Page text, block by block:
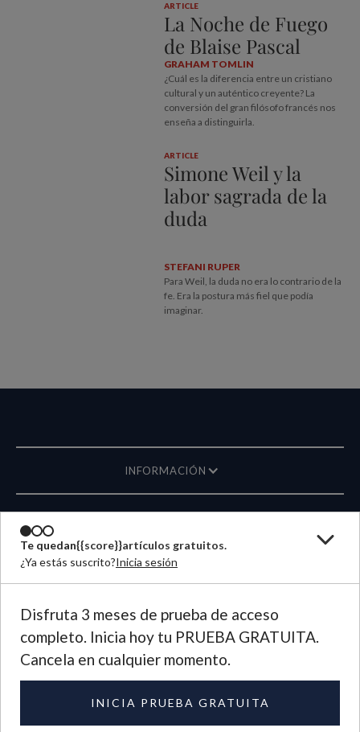
Te quedan{{score}}artículos gratuitos.
¿Ya estás suscrito?Inicia sesión
Disfruta 3 meses de prueba de acceso
completo. Inicia hoy tu PRUEBA GRATUITA.
Cancela en cualquier momento.
INICIA PRUEBA GRATUITA
ARTICLE
La Noche de Fuego
de Blaise Pascal
GRAHAM TOMLIN
¿Cuál es la diferencia entre un cristiano
cultural y un auténtico creyente? La
conversión del gran filósofo francés nos
enseña a distinguirla.
ARTICLE
Simone Weil y la
labor sagrada de la
duda
STEFANI RUPER
Para Weil, la duda no era lo contrario de la
fe. Era la postura más fiel que podía
imaginar.
INFORMACIÓN
ESCRÍBANOS
IDIOMA
© 2026 Plough Publishing House.
Todos los derechos reservados.
Política de privacidad | Términos de uso